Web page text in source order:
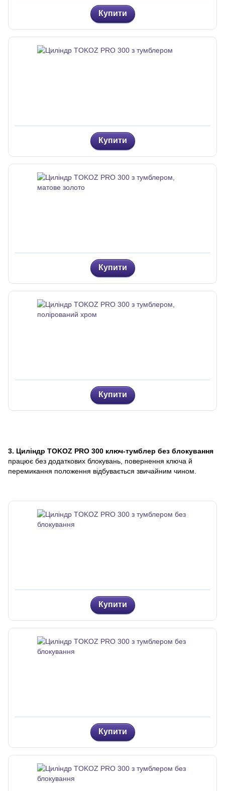
Купити
Купити
Купити
Купити
3. Циліндр TOKOZ PRO 300 ключ-тумблер без блокування
працює без додаткових блокувань, повернення ключа й
перемикання положення відбувається звичайним чином.
Купити
Купити